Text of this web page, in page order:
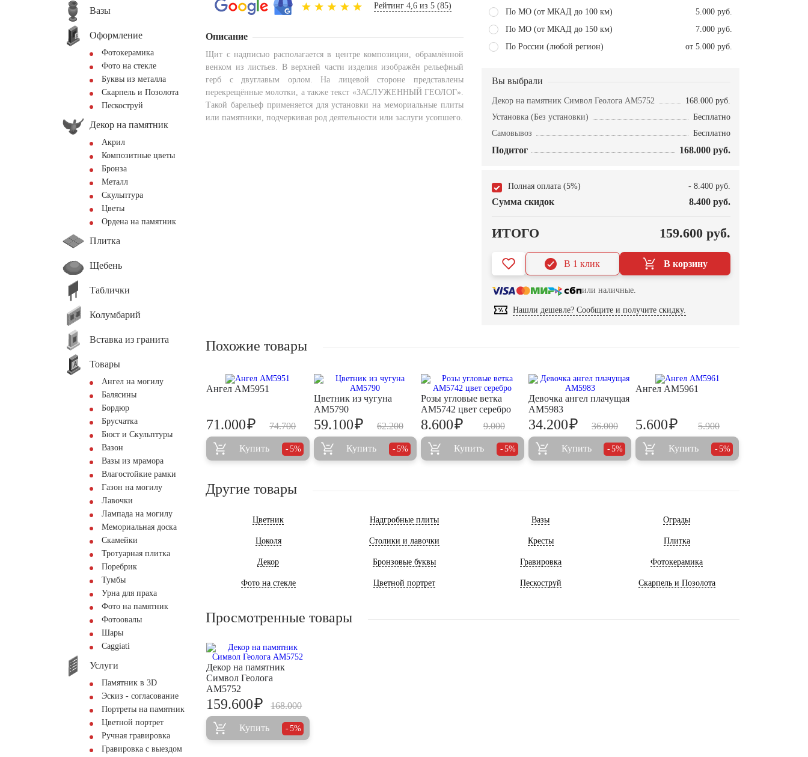
Вазы
Оформление
Фотокерамика
Фото на стекле
Буквы из металла
Скарпель и Позолота
Пескоструй
Декор на памятник
Акрил
Композитные цветы
Бронза
Металл
Скульптура
Цветы
Ордена на памятник
Плитка
Щебень
Таблички
Колумбарий
Вставка из гранита
Товары
Ангел на могилу
Балясины
Бордюр
Брусчатка
Бюст и Скульптуры
Вазон
Вазы из мрамора
Влагостойкие рамки
Газон на могилу
Лавочки
Лампада на могилу
Мемориальная доска
Скамейки
Тротуарная плитка
Поребрик
Тумбы
Урна для праха
Фото на памятник
Фотоовалы
Шары
Сaggiati
Услуги
Памятник в 3D
Эскиз - согласование
Портреты на памятник
Цветной портрет
Ручная гравировка
Гравировка с выездом
Рейтинг 4,6 из 5 (85)
Описание
Щит с надписью располагается в центре композиции, обрамлённой
венком из листьев. В верхней части изделия изображён рельефный
герб с двуглавым орлом. На лицевой стороне представлены
перекрещённые молотки, а также текст «ЗАСЛУЖЕННЫЙ ГЕОЛОГ».
Такой барельеф применяется для установки на мемориальные плиты
или памятники, подчеркивая род деятельности или заслуги усопшего.
По МО (от МКАД до 100 км)
5.000 руб.
По МО (от МКАД до 150 км)
7.000 руб.
По России (любой регион)
от 5.000 руб.
Вы выбрали
Декор на памятник Символ Геолога AM5752
168.000 руб.
Установка (Без установки)
Бесплатно
Самовывоз
Бесплатно
Подитог 168.000 руб.
Полная оплата (5%) - 8.400 руб.
Сумма скидок 8.400 руб.
ИТОГО 159.600 руб.
В корзину
В 1 клик
или наличные.
Нашли дешевле? Сообщите и получите скидку.
Похожие товары
Ангел AM5951
74.700
71.000₽
Купить 5%
Цветник из чугуна
AM5790
62.200
59.100₽
Купить 5%
Розы угловые ветка
AM5742 цвет серебро
9.000
8.600₽
Купить 5%
Девочка ангел плачущая
AM5983
36.000
34.200₽
Купить 5%
Ангел AM5961
5.900
5.600₽
Купить 5%
Другие товары
Цветник Надгробные плиты Вазы Ограды
Цоколя Столики и лавочки Кресты Плитка
Декор Бронзовые буквы Гравировка Фотокерамика
Фото на стекле Цветной портрет Пескоструй Скарпель и Позолота
Просмотренные товары
Декор на памятник
Символ Геолога
AM5752
168.000
159.600₽
Купить 5%